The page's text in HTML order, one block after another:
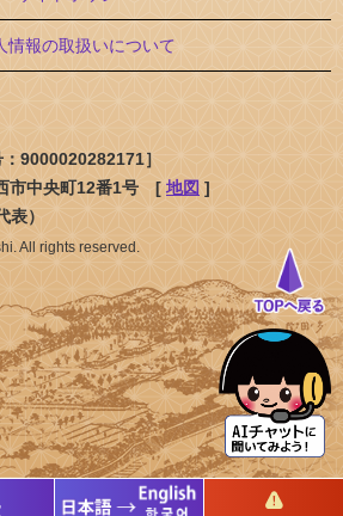
情報の取扱いについて
9000020282171］
市中央町12番1号 [ 地図 ]
）
All rights reserved.